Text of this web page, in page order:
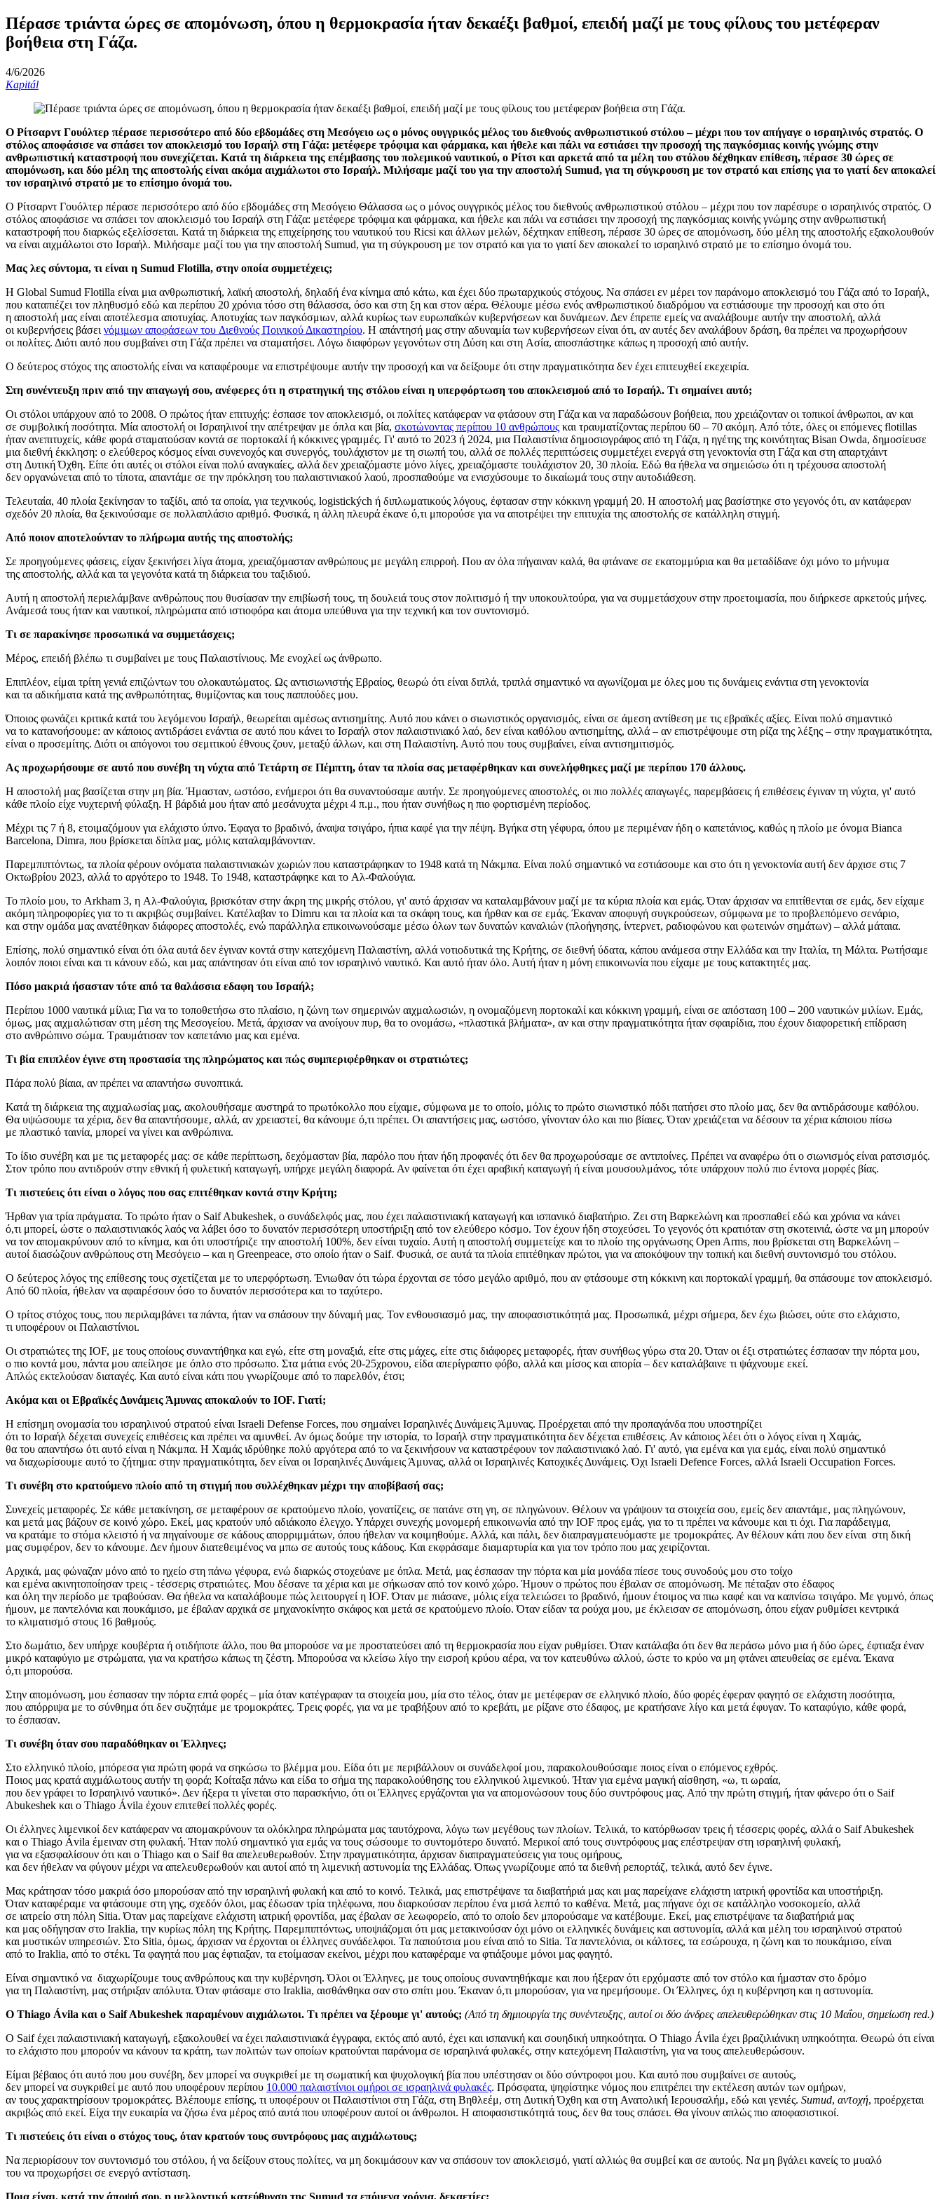
Πέρασε τριάντα ώρες σε απομόνωση, όπου η θερμοκρασία ήταν δεκαέξι βαθμοί, επειδή μαζί με τους φίλους του μετέφεραν
βοήθεια στη Γάζα.
4/6/2026
Kapitál
Ο Ρίτσαρντ Γουόλτερ πέρασε περισσότερο από δύο εβδομάδες στη Μεσόγειο ως ο μόνος ουγγρικός μέλος του διεθνούς ανθρωπιστικού στόλου – μέχρι που τον απήγαγε ο ισραηλινός στρατός. Ο
στόλος αποφάσισε να σπάσει τον αποκλεισμό του Ισραήλ στη Γάζα: μετέφερε τρόφιμα και φάρμακα, και ήθελε και πάλι να εστιάσει την προσοχή της παγκόσμιας κοινής γνώμης στην
ανθρωπιστική καταστροφή που συνεχίζεται. Κατά τη διάρκεια της επέμβασης του πολεμικού ναυτικού, ο Ρίτσι και αρκετά από τα μέλη του στόλου δέχθηκαν επίθεση, πέρασε 30 ώρες σε
απομόνωση, και δύο μέλη της αποστολής είναι ακόμα αιχμάλωτοι στο Ισραήλ. Μιλήσαμε μαζί του για την αποστολή Sumud, για τη σύγκρουση με τον στρατό και επίσης για το γιατί δεν αποκαλεί
τον ισραηλινό στρατό με το επίσημο όνομά του.
Ο Ρίτσαρντ Γουόλτερ πέρασε περισσότερο από δύο εβδομάδες στη Μεσόγειο Θάλασσα ως ο μόνος ουγγρικός μέλος του διεθνούς ανθρωπιστικού στόλου – μέχρι που τον παρέσυρε ο ισραηλινός στρατός. Ο
στόλος αποφάσισε να σπάσει τον αποκλεισμό του Ισραήλ στη Γάζα: μετέφερε τρόφιμα και φάρμακα, και ήθελε και πάλι να εστιάσει την προσοχή της παγκόσμιας κοινής γνώμης στην ανθρωπιστική
καταστροφή που διαρκώς εξελίσσεται. Κατά τη διάρκεια της επιχείρησης του ναυτικού του Ricsi και άλλων μελών, δέχτηκαν επίθεση, πέρασε 30 ώρες σε απομόνωση, δύο μέλη της αποστολής εξακολουθούν
να είναι αιχμάλωτοι στο Ισραήλ. Μιλήσαμε μαζί του για την αποστολή Sumud, για τη σύγκρουση με τον στρατό και για το γιατί δεν αποκαλεί το ισραηλινό στρατό με το επίσημο όνομά του.
Μας λες σύντομα, τι είναι η Sumud Flotilla, στην οποία συμμετέχεις;
Η Global Sumud Flotilla είναι μια ανθρωπιστική, λαϊκή αποστολή, δηλαδή ένα κίνημα από κάτω, και έχει δύο πρωταρχικούς στόχους. Να σπάσει εν μέρει τον παράνομο αποκλεισμό του Γάζα από το Ισραήλ,
που καταπιέζει τον πληθυσμό εδώ και περίπου 20 χρόνια τόσο στη θάλασσα, όσο και στη ξη και στον αέρα. Θέλουμε μέσω ενός ανθρωπιστικού διαδρόμου να εστιάσουμε την προσοχή και στο ότι
η αποστολή μας είναι αποτέλεσμα αποτυχίας. Αποτυχίας των παγκόσμιων, αλλά κυρίως των ευρωπαϊκών κυβερνήσεων και δυνάμεων. Δεν έπρεπε εμείς να αναλάβουμε αυτήν την αποστολή, αλλά
οι κυβερνήσεις βάσει νόμιμων αποφάσεων του Διεθνούς Ποινικού Δικαστηρίου. Η απάντησή μας στην αδυναμία των κυβερνήσεων είναι ότι, αν αυτές δεν αναλάβουν δράση, θα πρέπει να προχωρήσουν
οι πολίτες. Διότι αυτό που συμβαίνει στη Γάζα πρέπει να σταματήσει. Λόγω διαφόρων γεγονότων στη Δύση και στη Ασία, αποσπάστηκε κάπως η προσοχή από αυτήν.
Ο δεύτερος στόχος της αποστολής είναι να καταφέρουμε να επιστρέψουμε αυτήν την προσοχή και να δείξουμε ότι στην πραγματικότητα δεν έχει επιτευχθεί εκεχειρία.
Στη συνέντευξη πριν από την απαγωγή σου, ανέφερες ότι η στρατηγική της στόλου είναι η υπερφόρτωση του αποκλεισμού από το Ισραήλ. Τι σημαίνει αυτό;
Οι στόλοι υπάρχουν από το 2008. Ο πρώτος ήταν επιτυχής: έσπασε τον αποκλεισμό, οι πολίτες κατάφεραν να φτάσουν στη Γάζα και να παραδώσουν βοήθεια, που χρειάζονταν οι τοπικοί άνθρωποι, αν και
σε συμβολική ποσότητα. Μία αποστολή οι Ισραηλινοί την απέτρεψαν με όπλα και βία, σκοτώνοντας περίπου 10 ανθρώπους και τραυματίζοντας περίπου 60 – 70 ακόμη. Από τότε, όλες οι επόμενες flotillas
ήταν ανεπιτυχείς, κάθε φορά σταματούσαν κοντά σε πορτοκαλί ή κόκκινες γραμμές. Γι' αυτό το 2023 ή 2024, μια Παλαιστίνια δημοσιογράφος από τη Γάζα, η ηγέτης της κοινότητας Bisan Owda, δημοσίευσε
μια διεθνή έκκληση: ο ελεύθερος κόσμος είναι συνενοχός και συνεργός, τουλάχιστον με τη σιωπή του, αλλά σε πολλές περιπτώσεις συμμετέχει ενεργά στη γενοκτονία στη Γάζα και στη απαρτχάιντ
στη Δυτική Όχθη. Είπε ότι αυτές οι στόλοι είναι πολύ αναγκαίες, αλλά δεν χρειαζόμαστε μόνο λίγες, χρειαζόμαστε τουλάχιστον 20, 30 πλοία. Εδώ θα ήθελα να σημειώσω ότι η τρέχουσα αποστολή
δεν οργανώνεται από το τίποτα, απαντάμε σε την πρόκληση του παλαιστινιακού λαού, προσπαθούμε να ενισχύσουμε το δικαίωμά τους στην αυτοδιάθεση.
Τελευταία, 40 πλοία ξεκίνησαν το ταξίδι, από τα οποία, για τεχνικούς, logistických ή διπλωματικούς λόγους, έφτασαν στην κόκκινη γραμμή 20. Η αποστολή μας βασίστηκε στο γεγονός ότι, αν κατάφεραν
σχεδόν 20 πλοία, θα ξεκινούσαμε σε πολλαπλάσιο αριθμό. Φυσικά, η άλλη πλευρά έκανε ό,τι μπορούσε για να αποτρέψει την επιτυχία της αποστολής σε κατάλληλη στιγμή.
Από ποιον αποτελούνταν το πλήρωμα αυτής της αποστολής;
Σε προηγούμενες φάσεις, είχαν ξεκινήσει λίγα άτομα, χρειαζόμασταν ανθρώπους με μεγάλη επιρροή. Που αν όλα πήγαιναν καλά, θα φτάνανε σε εκατομμύρια και θα μεταδίδανε όχι μόνο το μήνυμα
της αποστολής, αλλά και τα γεγονότα κατά τη διάρκεια του ταξιδιού.
Αυτή η αποστολή περιελάμβανε ανθρώπους που θυσίασαν την επιβίωσή τους, τη δουλειά τους στον πολιτισμό ή την υποκουλτούρα, για να συμμετάσχουν στην προετοιμασία, που διήρκεσε αρκετούς μήνες.
Ανάμεσά τους ήταν και ναυτικοί, πληρώματα από ιστιοφόρα και άτομα υπεύθυνα για την τεχνική και τον συντονισμό.
Τι σε παρακίνησε προσωπικά να συμμετάσχεις;
Μέρος, επειδή βλέπω τι συμβαίνει με τους Παλαιστίνιους. Με ενοχλεί ως άνθρωπο.
Επιπλέον, είμαι τρίτη γενιά επιζώντων του ολοκαυτώματος. Ως αντισιωνιστής Εβραίος, θεωρώ ότι είναι διπλά, τριπλά σημαντικό να αγωνίζομαι με όλες μου τις δυνάμεις ενάντια στη γενοκτονία
και τα αδικήματα κατά της ανθρωπότητας, θυμίζοντας και τους παππούδες μου.
Όποιος φωνάζει κριτικά κατά του λεγόμενου Ισραήλ, θεωρείται αμέσως αντισημίτης. Αυτό που κάνει ο σιωνιστικός οργανισμός, είναι σε άμεση αντίθεση με τις εβραϊκές αξίες. Είναι πολύ σημαντικό
να το κατανοήσουμε: αν κάποιος αντιδράσει ενάντια σε αυτό που κάνει το Ισραήλ στον παλαιστινιακό λαό, δεν είναι καθόλου αντισημίτης, αλλά – αν επιστρέψουμε στη ρίζα της λέξης – στην πραγματικότητα,
είναι ο προσεμίτης. Διότι οι απόγονοι του σεμιτικού έθνους ζουν, μεταξύ άλλων, και στη Παλαιστίνη. Αυτό που τους συμβαίνει, είναι αντισημιτισμός.
Ας προχωρήσουμε σε αυτό που συνέβη τη νύχτα από Τετάρτη σε Πέμπτη, όταν τα πλοία σας μεταφέρθηκαν και συνελήφθηκες μαζί με περίπου 170 άλλους.
Η αποστολή μας βασίζεται στην μη βία. Ήμασταν, ωστόσο, ενήμεροι ότι θα συναντούσαμε αυτήν. Σε προηγούμενες αποστολές, οι πιο πολλές απαγωγές, παρεμβάσεις ή επιθέσεις έγιναν τη νύχτα, γι' αυτό
κάθε πλοίο είχε νυχτερινή φύλαξη. Η βάρδιά μου ήταν από μεσάνυχτα μέχρι 4 π.μ., που ήταν συνήθως η πιο φορτισμένη περίοδος.
Μέχρι τις 7 ή 8, ετοιμαζόμουν για ελάχιστο ύπνο. Έφαγα το βραδινό, άναψα τσιγάρο, ήπια καφέ για την πέψη. Βγήκα στη γέφυρα, όπου με περιμέναν ήδη ο καπετάνιος, καθώς η πλοίο με όνομα Bianca
Barcelona, Dimra, που βρίσκεται δίπλα μας, μόλις καταλαμβάνονταν.
Παρεμπιπτόντως, τα πλοία φέρουν ονόματα παλαιστινιακών χωριών που καταστράφηκαν το 1948 κατά τη Νάκμπα. Είναι πολύ σημαντικό να εστιάσουμε και στο ότι η γενοκτονία αυτή δεν άρχισε στις 7
Οκτωβρίου 2023, αλλά το αργότερο το 1948. Το 1948, καταστράφηκε και το Αλ-Φαλούγια.
Το πλοίο μου, το Arkham 3, η Αλ-Φαλούγια, βρισκόταν στην άκρη της μικρής στόλου, γι' αυτό άρχισαν να καταλαμβάνουν μαζί με τα κύρια πλοία και εμάς. Όταν άρχισαν να επιτίθενται σε εμάς, δεν είχαμε
ακόμη πληροφορίες για το τι ακριβώς συμβαίνει. Κατέλαβαν το Dimru και τα πλοία και τα σκάφη τους, και ήρθαν και σε εμάς. Έκαναν αποφυγή συγκρούσεων, σύμφωνα με το προβλεπόμενο σενάριο,
και στην ομάδα μας ανατέθηκαν διάφορες αποστολές, ενώ παράλληλα επικοινωνούσαμε μέσω όλων των δυνατών καναλιών (πλοήγησης, ίντερνετ, ραδιοφώνου και φωτεινών σημάτων) – αλλά μάταια.
Επίσης, πολύ σημαντικό είναι ότι όλα αυτά δεν έγιναν κοντά στην κατεχόμενη Παλαιστίνη, αλλά νοτιοδυτικά της Κρήτης, σε διεθνή ύδατα, κάπου ανάμεσα στην Ελλάδα και την Ιταλία, τη Μάλτα. Ρωτήσαμε
λοιπόν ποιοι είναι και τι κάνουν εδώ, και μας απάντησαν ότι είναι από τον ισραηλινό ναυτικό. Και αυτό ήταν όλο. Αυτή ήταν η μόνη επικοινωνία που είχαμε με τους κατακτητές μας.
Πόσο μακριά ήσασταν τότε από τα θαλάσσια εδαφη του Ισραήλ;
Περίπου 1000 ναυτικά μίλια; Για να το τοποθετήσω στο πλαίσιο, η ζώνη των σημερινών αιχμαλωσιών, η ονομαζόμενη πορτοκαλί και κόκκινη γραμμή, είναι σε απόσταση 100 – 200 ναυτικών μιλίων. Εμάς,
όμως, μας αιχμαλώτισαν στη μέση της Μεσογείου. Μετά, άρχισαν να ανοίγουν πυρ, θα το ονομάσω, «πλαστικά βλήματα», αν και στην πραγματικότητα ήταν σφαιρίδια, που έχουν διαφορετική επίδραση
στο ανθρώπινο σώμα. Τραυμάτισαν τον καπετάνιο μας και εμένα.
Τι βία επιπλέον έγινε στη προστασία της πληρώματος και πώς συμπεριφέρθηκαν οι στρατιώτες;
Πάρα πολύ βίαια, αν πρέπει να απαντήσω συνοπτικά.
Κατά τη διάρκεια της αιχμαλωσίας μας, ακολουθήσαμε αυστηρά το πρωτόκολλο που είχαμε, σύμφωνα με το οποίο, μόλις το πρώτο σιωνιστικό πόδι πατήσει στο πλοίο μας, δεν θα αντιδράσουμε καθόλου.
Θα υψώσουμε τα χέρια, δεν θα απαντήσουμε, αλλά, αν χρειαστεί, θα κάνουμε ό,τι πρέπει. Οι απαντήσεις μας, ωστόσο, γίνονταν όλο και πιο βίαιες. Όταν χρειάζεται να δέσουν τα χέρια κάποιου πίσω
με πλαστικό ταινία, μπορεί να γίνει και ανθρώπινα.
Το ίδιο συνέβη και με τις μεταφορές μας: σε κάθε περίπτωση, δεχόμασταν βία, παρόλο που ήταν ήδη προφανές ότι δεν θα προχωρούσαμε σε αντιποίνες. Πρέπει να αναφέρω ότι ο σιωνισμός είναι ρατσισμός.
Στον τρόπο που αντιδρούν στην εθνική ή φυλετική καταγωγή, υπήρχε μεγάλη διαφορά. Αν φαίνεται ότι έχει αραβική καταγωγή ή είναι μουσουλμάνος, τότε υπάρχουν πολύ πιο έντονα μορφές βίας.
Τι πιστεύεις ότι είναι ο λόγος που σας επιτέθηκαν κοντά στην Κρήτη;
Ήρθαν για τρία πράγματα. Το πρώτο ήταν ο Saif Abukeshek, ο συνάδελφός μας, που έχει παλαιστινιακή καταγωγή και ισπανικό διαβατήριο. Ζει στη Βαρκελώνη και προσπαθεί εδώ και χρόνια να κάνει
ό,τι μπορεί, ώστε ο παλαιστινιακός λαός να λάβει όσο το δυνατόν περισσότερη υποστήριξη από τον ελεύθερο κόσμο. Τον έχουν ήδη στοχεύσει. Το γεγονός ότι κρατιόταν στη σκοτεινιά, ώστε να μη μπορούν
να τον απομακρύνουν από το κίνημα, και ότι υποστήριζε την αποστολή 100%, δεν είναι τυχαίο. Αυτή η αποστολή συμμετείχε και το πλοίο της οργάνωσης Open Arms, που βρίσκεται στη Βαρκελώνη –
αυτοί διασώζουν ανθρώπους στη Μεσόγειο – και η Greenpeace, στο οποίο ήταν ο Saif. Φυσικά, σε αυτά τα πλοία επιτέθηκαν πρώτοι, για να αποκόψουν την τοπική και διεθνή συντονισμό του στόλου.
Ο δεύτερος λόγος της επίθεσης τους σχετίζεται με το υπερφόρτωση. Ένιωθαν ότι τώρα έρχονται σε τόσο μεγάλο αριθμό, που αν φτάσουμε στη κόκκινη και πορτοκαλί γραμμή, θα σπάσουμε τον αποκλεισμό.
Από 60 πλοία, ήθελαν να αφαιρέσουν όσο το δυνατόν περισσότερα και το ταχύτερο.
Ο τρίτος στόχος τους, που περιλαμβάνει τα πάντα, ήταν να σπάσουν την δύναμή μας. Τον ενθουσιασμό μας, την αποφασιστικότητά μας. Προσωπικά, μέχρι σήμερα, δεν έχω βιώσει, ούτε στο ελάχιστο,
τι υποφέρουν οι Παλαιστίνιοι.
Οι στρατιώτες της IOF, με τους οποίους συναντήθηκα και εγώ, είτε στη μοναξιά, είτε στις μάχες, είτε στις διάφορες μεταφορές, ήταν συνήθως γύρω στα 20. Όταν οι έξι στρατιώτες έσπασαν την πόρτα μου,
ο πιο κοντά μου, πάντα μου απείλησε με όπλο στο πρόσωπο. Στα μάτια ενός 20-25χρονου, είδα απερίγραπτο φόβο, αλλά και μίσος και απορία – δεν καταλάβαινε τι ψάχνουμε εκεί.
Απλώς εκτελούσαν διαταγές. Και αυτό είναι κάτι που γνωρίζουμε από το παρελθόν, έτσι;
Ακόμα και οι Εβραϊκές Δυνάμεις Άμυνας αποκαλούν το IOF. Γιατί;
Η επίσημη ονομασία του ισραηλινού στρατού είναι Israeli Defense Forces, που σημαίνει Ισραηλινές Δυνάμεις Άμυνας. Προέρχεται από την προπαγάνδα που υποστηρίζει
ότι το Ισραήλ δέχεται συνεχείς επιθέσεις και πρέπει να αμυνθεί. Αν όμως δούμε την ιστορία, το Ισραήλ στην πραγματικότητα δεν δέχεται επιθέσεις. Αν κάποιος λέει ότι ο λόγος είναι η Χαμάς,
θα του απαντήσω ότι αυτό είναι η Νάκμπα. Η Χαμάς ιδρύθηκε πολύ αργότερα από το να ξεκινήσουν να καταστρέφουν τον παλαιστινιακό λαό. Γι' αυτό, για εμένα και για εμάς, είναι πολύ σημαντικό
να διαχωρίσουμε αυτό το ζήτημα: στην πραγματικότητα, δεν είναι οι Ισραηλινές Δυνάμεις Άμυνας, αλλά οι Ισραηλινές Κατοχικές Δυνάμεις. Όχι Israeli Defence Forces, αλλά Israeli Occupation Forces.
Τι συνέβη στο κρατούμενο πλοίο από τη στιγμή που συλλέχθηκαν μέχρι την αποβίβασή σας;
Συνεχείς μεταφορές. Σε κάθε μετακίνηση, σε μεταφέρουν σε κρατούμενο πλοίο, γονατίζεις, σε πατάνε στη γη, σε πληγώνουν. Θέλουν να γράψουν τα στοιχεία σου, εμείς δεν απαντάμε, μας πληγώνουν,
και μετά μας βάζουν σε κοινό χώρο. Εκεί, μας κρατούν υπό αδιάκοπο έλεγχο. Υπάρχει συνεχής μονομερή επικοινωνία από την IOF προς εμάς, για το τι πρέπει να κάνουμε και τι όχι. Για παράδειγμα,
να κρατάμε το στόμα κλειστό ή να πηγαίνουμε σε κάδους απορριμμάτων, όπου ήθελαν να κοιμηθούμε. Αλλά, και πάλι, δεν διαπραγματευόμαστε με τρομοκράτες. Αν θέλουν κάτι που δεν είναι στη δική
μας συμφέρον, δεν το κάνουμε. Δεν ήμουν διατεθειμένος να μπω σε αυτούς τους κάδους. Και εκφράσαμε διαμαρτυρία και για τον τρόπο που μας χειρίζονται.
Αρχικά, μας φώναζαν μόνο από το ηχείο στη πάνω γέφυρα, ενώ διαρκώς στοχεύανε με όπλα. Μετά, μας έσπασαν την πόρτα και μία μονάδα πίεσε τους συνοδούς μου στο τοίχο
και εμένα ακινητοποίησαν τρεις - τέσσερις στρατιώτες. Μου δέσανε τα χέρια και με σήκωσαν από τον κοινό χώρο. Ήμουν ο πρώτος που έβαλαν σε απομόνωση. Με πέταξαν στο έδαφος
και όλη την περίοδο με τραβούσαν. Θα ήθελα να καταλάβουμε πώς λειτουργεί η IOF. Όταν με πιάσανε, μόλις είχα τελειώσει το βραδινό, ήμουν έτοιμος να πιω καφέ και να καπνίσω τσιγάρο. Με γυμνό, όπως
ήμουν, με παντελόνια και πουκάμισο, με έβαλαν αρχικά σε μηχανοκίνητο σκάφος και μετά σε κρατούμενο πλοίο. Όταν είδαν τα ρούχα μου, με έκλεισαν σε απομόνωση, όπου είχαν ρυθμίσει κεντρικά
το κλιματισμό στους 16 βαθμούς.
Στο δωμάτιο, δεν υπήρχε κουβέρτα ή οτιδήποτε άλλο, που θα μπορούσε να με προστατεύσει από τη θερμοκρασία που είχαν ρυθμίσει. Όταν κατάλαβα ότι δεν θα περάσω μόνο μια ή δύο ώρες, έφτιαξα έναν
μικρό καταφύγιο με στρώματα, για να κρατήσω κάπως τη ζέστη. Μπορούσα να κλείσω λίγο την εισροή κρύου αέρα, να τον κατευθύνω αλλού, ώστε το κρύο να μη φτάνει απευθείας σε εμένα. Έκανα
ό,τι μπορούσα.
Στην απομόνωση, μου έσπασαν την πόρτα επτά φορές – μία όταν κατέγραφαν τα στοιχεία μου, μία στο τέλος, όταν με μετέφεραν σε ελληνικό πλοίο, δύο φορές έφεραν φαγητό σε ελάχιστη ποσότητα,
που απόρριψα με το σύνθημα ότι δεν συζητάμε με τρομοκράτες. Τρεις φορές, για να με τραβήξουν από το κρεβάτι, με ρίξανε στο έδαφος, με κρατήσανε λίγο και μετά έφυγαν. Το καταφύγιο, κάθε φορά,
το έσπασαν.
Τι συνέβη όταν σου παραδόθηκαν οι Έλληνες;
Στο ελληνικό πλοίο, μπόρεσα για πρώτη φορά να σηκώσω το βλέμμα μου. Είδα ότι με περιβάλλουν οι συνάδελφοί μου, παρακολουθούσαμε ποιος είναι ο επόμενος εχθρός.
Ποιος μας κρατά αιχμάλωτους αυτήν τη φορά; Κοίταξα πάνω και είδα το σήμα της παρακολούθησης του ελληνικού λιμενικού. Ήταν για εμένα μαγική αίσθηση, «ω, τι ωραία,
που δεν γράφει το Ισραηλινό ναυτικό». Δεν ήξερα τι γίνεται στο παρασκήνιο, ότι οι Έλληνες εργάζονται για να απομονώσουν τους δύο συντρόφους μας. Από την πρώτη στιγμή, ήταν φάνερο ότι ο Saif
Abukeshek και ο Thiago Ávila έχουν επιτεθεί πολλές φορές.
Οι έλληνες λιμενικοί δεν κατάφεραν να απομακρύνουν τα ολόκληρα πληρώματα μας ταυτόχρονα, λόγω των μεγέθους των πλοίων. Τελικά, το κατόρθωσαν τρεις ή τέσσερις φορές, αλλά ο Saif Abukeshek
και ο Thiago Ávila έμειναν στη φυλακή. Ήταν πολύ σημαντικό για εμάς να τους σώσουμε το συντομότερο δυνατό. Μερικοί από τους συντρόφους μας επέστρεψαν στη ισραηλινή φυλακή,
για να εξασφαλίσουν ότι και ο Thiago και ο Saif θα απελευθερωθούν. Στην πραγματικότητα, άρχισαν διαπραγματεύσεις για τους ομήρους,
και δεν ήθελαν να φύγουν μέχρι να απελευθερωθούν και αυτοί από τη λιμενική αστυνομία της Ελλάδας. Όπως γνωρίζουμε από τα διεθνή ρεπορτάζ, τελικά, αυτό δεν έγινε.
Μας κράτησαν τόσο μακριά όσο μπορούσαν από την ισραηλινή φυλακή και από το κοινό. Τελικά, μας επιστρέψανε τα διαβατήριά μας και μας παρείχανε ελάχιστη ιατρική φροντίδα και υποστήριξη.
Όταν καταφέραμε να φτάσουμε στη γης, σχεδόν όλοι, μας έδωσαν τρία τηλέφωνα, που διαρκούσαν περίπου ένα μισά λεπτό το καθένα. Μετά, μας πήγανε όχι σε κατάλληλο νοσοκομείο, αλλά
σε ιατρείο στη πόλη Sitia. Όταν μας παρείχανε ελάχιστη ιατρική φροντίδα, μας έβαλαν σε λεωφορείο, από το οποίο δεν μπορούσαμε να κατέβουμε. Εκεί, μας επιστρέψανε τα διαβατήριά μας
και μας οδήγησαν στο Iraklia, την κυρίως πόλη της Κρήτης. Παρεμπιπτόντως, υποψιάζομαι ότι μας μετακινούσαν όχι μόνο οι ελληνικές δυνάμεις και αστυνομία, αλλά και μέλη του ισραηλινού στρατού
και μυστικών υπηρεσιών. Στο Sitia, όμως, άρχισαν να έρχονται οι έλληνες συνάδελφοι. Τα παπούτσια μου είναι από το Sitia. Τα παντελόνια, οι κάλτσες, τα εσώρουχα, η ζώνη και το πουκάμισο, είναι
από το Iraklia, από το στέκι. Τα φαγητά που μας έφτιαξαν, τα ετοίμασαν εκείνοι, μέχρι που καταφέραμε να φτιάξουμε μόνοι μας φαγητό.
Είναι σημαντικό να διαχωρίζουμε τους ανθρώπους και την κυβέρνηση. Όλοι οι Έλληνες, με τους οποίους συναντηθήκαμε και που ήξεραν ότι ερχόμαστε από τον στόλο και ήμασταν στο δρόμο
για τη Παλαιστίνη, μας στήριξαν απόλυτα. Όταν φτάσαμε στο Iraklia, αισθάνθηκα σαν στο σπίτι μου. Έκαναν ό,τι μπορούσαν, για να ηρεμήσουμε. Οι Έλληνες, όχι η κυβέρνηση και η αστυνομία.
Ο Thiago Ávila και ο Saif Abukeshek παραμένουν αιχμάλωτοι. Τι πρέπει να ξέρουμε γι' αυτούς; (Από τη δημιουργία της συνέντευξης, αυτοί οι δύο άνδρες απελευθερώθηκαν στις 10 Μαΐου, σημείωση red.)
Ο Saif έχει παλαιστινιακή καταγωγή, εξακολουθεί να έχει παλαιστινιακά έγγραφα, εκτός από αυτό, έχει και ισπανική και σουηδική υπηκοότητα. Ο Thiago Ávila έχει βραζιλιάνικη υπηκοότητα. Θεωρώ ότι είναι
το ελάχιστο που μπορούν να κάνουν τα κράτη, των πολιτών των οποίων κρατούνται παράνομα σε ισραηλινά φυλακές, στην κατεχόμενη Παλαιστίνη, για να τους απελευθερώσουν.
Είμαι βέβαιος ότι αυτό που μου συνέβη, δεν μπορεί να συγκριθεί με τη σωματική και ψυχολογική βία που υπέστησαν οι δύο σύντροφοι μου. Και αυτό που συμβαίνει σε αυτούς,
δεν μπορεί να συγκριθεί με αυτό που υποφέρουν περίπου 10.000 παλαιστίνιοι ομήροι σε ισραηλινά φυλακές. Πρόσφατα, ψηφίστηκε νόμος που επιτρέπει την εκτέλεση αυτών των ομήρων,
αν τους χαρακτηρίσουν τρομοκράτες. Βλέπουμε επίσης, τι υποφέρουν οι Παλαιστίνιοι στη Γάζα, στη Βηθλεέμ, στη Δυτική Όχθη και στη Ανατολική Ιερουσαλήμ, εδώ και γενιές. Sumud, αντοχή, προέρχεται
ακριβώς από εκεί. Είχα την ευκαιρία να ζήσω ένα μέρος από αυτά που υποφέρουν αυτοί οι άνθρωποι. Η αποφασιστικότητά τους, δεν θα τους σπάσει. Θα γίνουν απλώς πιο αποφασιστικοί.
Τι πιστεύεις ότι είναι ο στόχος τους, όταν κρατούν τους συντρόφους μας αιχμάλωτους;
Να περιορίσουν τον συντονισμό του στόλου, ή να δείξουν στους πολίτες, να μη δοκιμάσουν καν να σπάσουν τον αποκλεισμό, γιατί αλλιώς θα συμβεί και σε αυτούς. Να μη βγάλει κανείς το μυαλό
του να προχωρήσει σε ενεργό αντίσταση.
Ποια είναι, κατά την άποψή σου, η μελλοντική κατεύθυνση της Sumud τα επόμενα χρόνια, δεκαετίες;